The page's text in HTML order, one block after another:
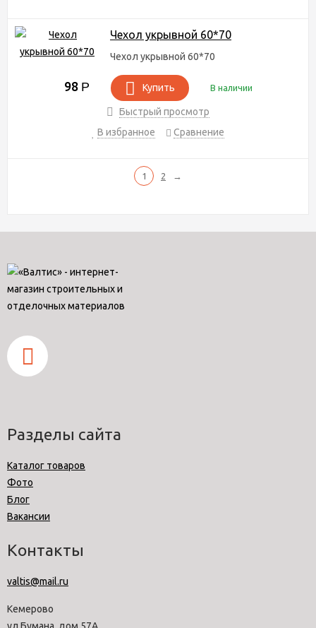
Чехол укрывной 60*70
Чехол укрывной 60*70
98 Р Купить В наличии
Быстрый просмотр
В избранное
Сравнение
1 2 →
Разделы сайта
Каталог товаров
Фото
Блог
Вакансии
Контакты
valtis@mail.ru
Кемерово